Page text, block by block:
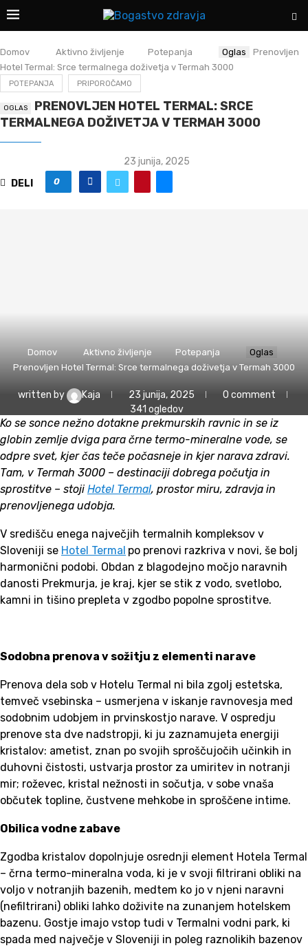
Domov Aktivno življenje Potepanja
Prenovljen
Hotel Termal: Srce termalnega doživetja v Termah 3000
POTEPANJA PRIPOROČAMO
PRENOVLJEN HOTEL TERMAL: SRCE
TERMALNEGA DOŽIVETJA V TERMAH 3000
23 junija, 2025
DELI
0
Domov Aktivno življenje
Potepanja
Prenovljen Hotel Termal: Srce termalnega doživetja v Termah 3000
written by Kaja 23 junija, 2025
0 comment
341 ogledov
Ko se sonce nežno dotakne prekmurskih ravnic in se iz
globin zemlje dviga para črne termo-mineralne vode, se
odpre svet, kjer čas teče počasneje in kjer narava zdravi.
Tam, v Termah 3000 – destinaciji dobrega počutja in
sprostitve – stoji Hotel Termal, prostor miru, zdravja in
prenovljenega udobja.
V središču enega največjih termalnih kompleksov v
Sloveniji se Hotel Termal po prenovi razkriva v novi, še bolj
harmonični podobi. Obdan z blagodejno močjo naravnih
danosti Prekmurja, je kraj, kjer se stik z vodo, svetlobo,
kamni in tišino prepleta v zgodbo popolne sprostitve.
Sodobna prenova v sožitju z elementi narave
Prenova dela sob v Hotelu Termal ni bila zgolj estetska,
temveč vsebinska – usmerjena v iskanje ravnovesja med
sodobnim udobjem in prvinskostjo narave. V ospredju
prenove sta dve nadstropji, ki ju zaznamujeta energiji
kristalov: ametist, znan po svojih sproščujočih učinkih in
duhovni čistosti, ustvarja prostor za umiritev in notranji
mir; roževec, kristal nežnosti in sočutja, v sobe vnaša
občutek topline, čustvene mehkobe in sproščene intime.
Obilica vodne zabave
Zgodba kristalov dopolnjuje osrednji element Hotela Termal
– črna termo-mineralna voda, ki je v svoji filtrirani obliki na
voljo v notranjih bazenih, medtem ko jo v njeni naravni
(nefiltrirani) obliki lahko doživite na zunanjem hotelskem
bazenu. Gostje imajo vstop tudi v Termalni vodni park, ki
spada med največje v Sloveniji in poleg raznolikih bazenov